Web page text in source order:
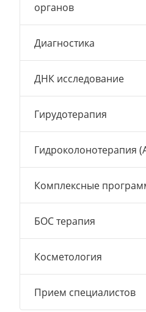
органов
Диагностика
ДНК исследование
Гирудотерапия
Гидроколонотерапия
Комплексные
БОС терапия
Косметология
Прием специалистов